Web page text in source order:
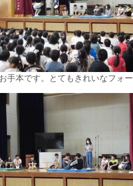
手本です。とてもきれいなフォ